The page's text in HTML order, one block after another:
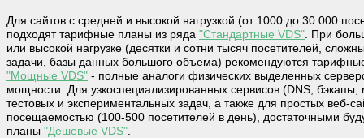
Для сайтов c средней и высокой нагрузкой (от 1000 до 30 000
подходят тарифные планы из ряда "Стандартные VDS" . При
или высокой нагрузке (десятки и сотни тысяч посетителей,
задачи, базы данных большого объема) рекомендуются
"Мощные VDS" - полные аналоги физических выделенных
мощности. Для узкоспециализированных сервисов (DNS, бэкапы,
тестовых и экспериментальных задач, а также для простых веб-
посещаемостью (100-500 посетителей в день), достаточными
планы "Дешевые VDS"